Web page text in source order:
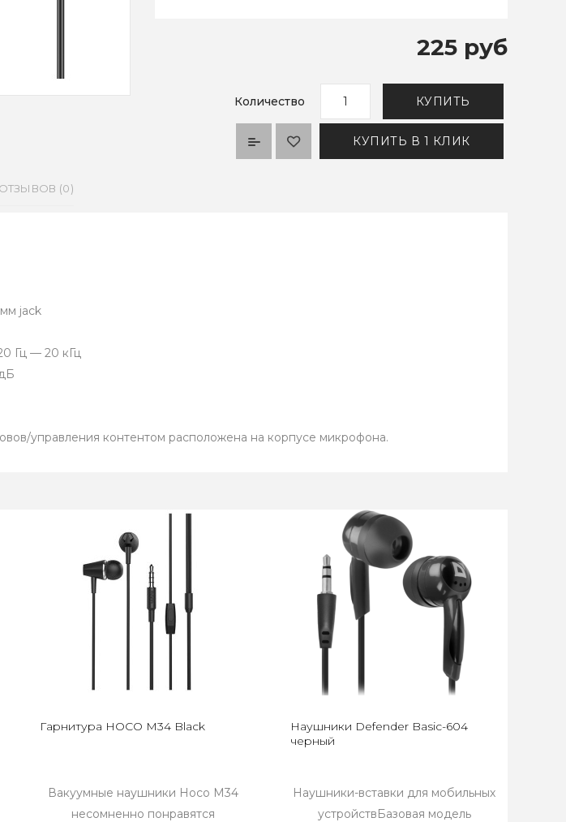
225 руб
Количество КУПИТЬ
КУПИТЬ В 1 КЛИК
ОТЗЫВОВ (0)
jack
Гц — 20 кГц
управления контентом расположена на корпусе микрофона.
Гарнитура HOCO M34 Black
Вакуумные наушники Hoco M34
несомненно понравятся
Наушники Defender Basic-604
черный
Наушники-вставки для мобильных
устройствБазовая модель